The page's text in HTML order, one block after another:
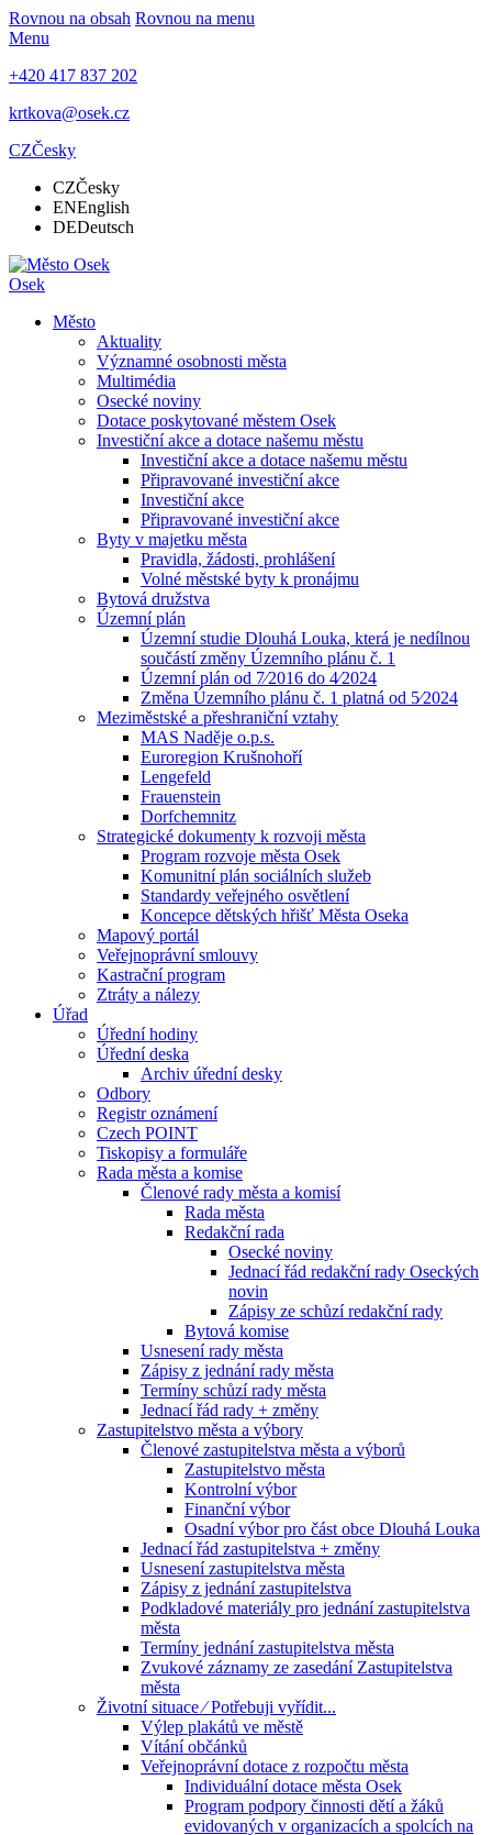
Rovnou na obsah Rovnou na menu
Menu
+420 417 837 202
krtkova@osek.cz
CZČesky
CZČesky
ENEnglish
DEDeutsch
Osek
Město
Aktuality
Významné osobnosti města
Multimédia
Osecké noviny
Dotace poskytované městem Osek
Investiční akce a dotace našemu městu
Investiční akce a dotace našemu městu
Připravované investiční akce
Investiční akce
Připravované investiční akce
Byty v majetku města
Pravidla, žádosti, prohlášení
Volné městské byty k pronájmu
Bytová družstva
Územní plán
Územní studie Dlouhá Louka, která je nedílnou
součástí změny Územního plánu č. 1
Územní plán od 7⁄2016 do 4⁄2024
Změna Územního plánu č. 1 platná od 5⁄2024
Meziměstské a přeshraniční vztahy
MAS Naděje o.p.s.
Euroregion Krušnohoří
Lengefeld
Frauenstein
Dorfchemnitz
Strategické dokumenty k rozvoji města
Program rozvoje města Osek
Komunitní plán sociálních služeb
Standardy veřejného osvětlení
Koncepce dětských hřišť Města Oseka
Mapový portál
Veřejnoprávní smlouvy
Kastrační program
Ztráty a nálezy
Úřad
Úřední hodiny
Úřední deska
Archiv úřední desky
Odbory
Registr oznámení
Czech POINT
Tiskopisy a formuláře
Rada města a komise
Členové rady města a komisí
Rada města
Redakční rada
Osecké noviny
Jednací řád redakční rady Oseckých
novin
Zápisy ze schůzí redakční rady
Bytová komise
Usnesení rady města
Zápisy z jednání rady města
Termíny schůzí rady města
Jednací řád rady + změny
Zastupitelstvo města a výbory
Členové zastupitelstva města a výborů
Zastupitelstvo města
Kontrolní výbor
Finanční výbor
Osadní výbor pro část obce Dlouhá Louka
Jednací řád zastupitelstva + změny
Usnesení zastupitelstva města
Zápisy z jednání zastupitelstva
Podkladové materiály pro jednání zastupitelstva
města
Termíny jednání zastupitelstva města
Zvukové záznamy ze zasedání Zastupitelstva
města
Životní situace ⁄ Potřebuji vyřídit...
Výlep plakátů ve městě
Vítání občánků
Veřejnoprávní dotace z rozpočtu města
Individuální dotace města Osek
Program podpory činnosti dětí a žáků
evidovaných v organizacích a spolcích na